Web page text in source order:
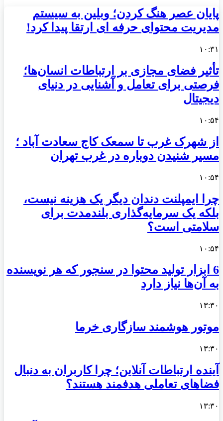
پایان عصر هنگ کردن؛ وبلین به سیستم
مدیریت محتوای حرفه ای ارتقا پیدا کرد!
۱۰:۳۱
تأثیر فضای مجازی بر ارتباطات انسان‌ها؛
فرصتی برای تعامل و آشنایی در دنیای
دیجیتال
۱۰:۵۴
از شهرک غرب تا سمعک کاج سعادت آباد ؛
مسیر شنیدن دوباره در غرب تهران
۱۰:۵۴
چرا ایمپلنت دندان دیگر یک هزینه نیست،
بلکه یک سرمایه‌گذاری بلندمدت برای
سلامتی است؟
۱۰:۵۴
6 ابزار تولید محتوا در سنجور که هر نویسنده
به آن‌ها نیاز دارد
۱۳:۳۰
موتور هوشمند سازگاری خرما
۱۳:۳۰
آینده ارتباطات آنلاین؛ چرا کاربران به دنبال
فضاهای تعاملی هدفمند هستند؟
۱۳:۳۰